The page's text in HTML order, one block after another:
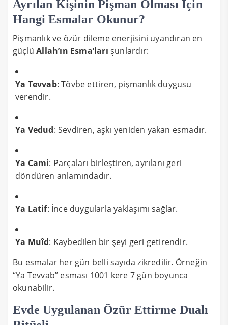
Ayrılan Kişinin Pişman Olması İçin
Hangi Esmalar Okunur?
Pişmanlık ve özür dileme enerjisini uyandıran en
güçlüAllah’ın Esma’ları şunlardır:
Ya Tevvab: Tövbe ettiren, pişmanlık duygusu
verendir.
Ya Vedud: Sevdiren, aşkı yeniden yakan esmadır.
Ya Cami: Parçaları birleştiren, ayrılanı geri
döndüren anlamındadır.
Ya Latif: İnce duygularla yaklaşımı sağlar.
Ya Muîd: Kaybedilen bir şeyi geri getirendir.
Bu esmalar her gün belli sayıda zikredilir. Örneğin
“Ya Tevvab” esması 1001 kere 7 gün boyunca
okunabilir.
Evde Uygulanan Özür Ettirme Dualı